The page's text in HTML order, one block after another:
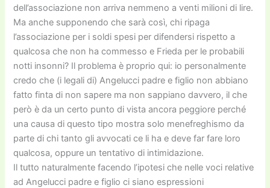
dell’associazione non arriva nemmeno a venti milioni di lire.
Ma anche supponendo che sarà così, chi ripaga
l’associazione per i soldi spesi per difendersi rispetto a
qualcosa che non ha commesso e Frieda per le probabili
notti insonni? Il problema è proprio qui: io personalmente
credo che (i legali di) Angelucci padre e figlio non abbiano
fatto finta di non sapere ma non sappiano davvero, il che
però è da un certo punto di vista ancora peggiore perché
una causa di questo tipo mostra solo menefreghismo da
parte di chi tanto gli avvocati ce li ha e deve far fare loro
qualcosa, oppure un tentativo di intimidazione.
Il tutto naturalmente facendo l’ipotesi che nelle voci relative
ad Angelucci padre e figlio ci siano espressioni